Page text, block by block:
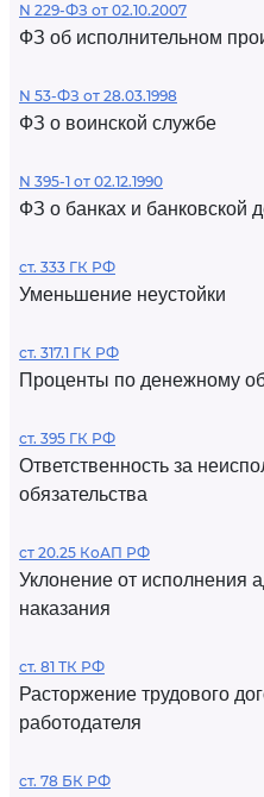
N 229-ФЗ от 02.10.2007
ФЗ об исполнительном
N 53-ФЗ от 28.03.1998
ФЗ о воинской службе
N 395-1 от 02.12.1990
ФЗ о банках и банковской
ст. 333 ГК РФ
Уменьшение неустойки
ст. 317.1 ГК РФ
Проценты по денежному
ст. 395 ГК РФ
Ответственность за
обязательства
ст 20.25 КоАП РФ
Уклонение от исполнения
наказания
ст. 81 ТК РФ
Расторжение трудового
работодателя
ст. 78 БК РФ